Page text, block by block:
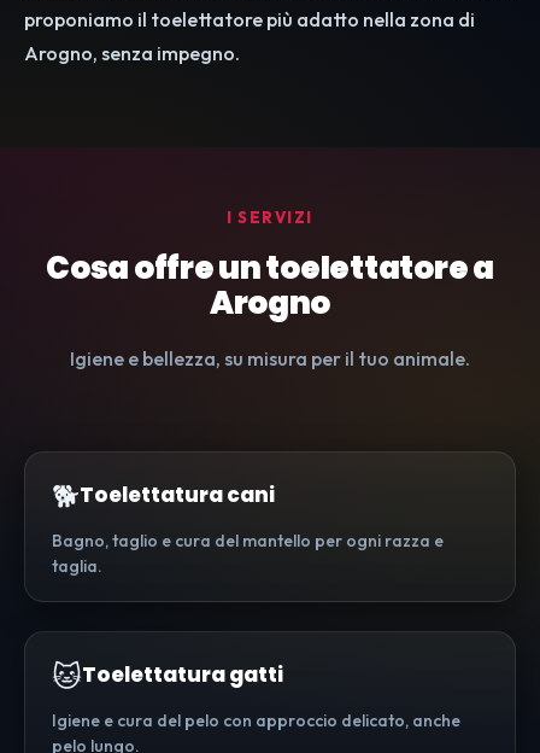
proponiamo il toelettatore più adatto nella zona di
Arogno, senza impegno.
I SERVIZI
Cosa offre un toelettatore a
Arogno
Igiene e bellezza, su misura per il tuo animale.
🐕Toelettatura cani
Bagno, taglio e cura del mantello per ogni razza e
taglia.
🐱Toelettatura gatti
Igiene e cura del pelo con approccio delicato, anche
pelo lungo.